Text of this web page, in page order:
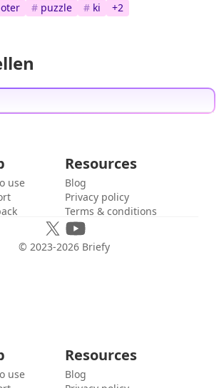
# puzzle # ki +2
use
Resources
Blog
Privacy policy
Terms & conditions
© 2023-2026 Briefy
use
Resources
Blog